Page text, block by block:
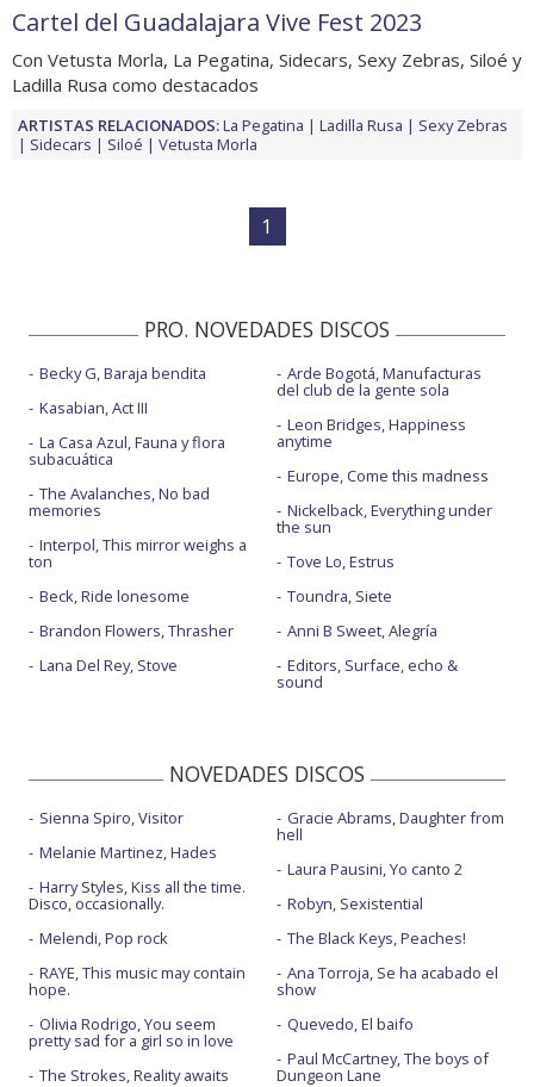
Cartel del Guadalajara Vive Fest 2023
Con Vetusta Morla, La Pegatina, Sidecars, Sexy Zebras, Siloé y
Ladilla Rusa como destacados
ARTISTAS RELACIONADOS:La Pegatina Ladilla Rusa
Sexy Zebras
Sidecars
Siloé Vetusta Morla
1
PRO. NOVEDADES DISCOS
Becky G, Baraja bendita
Kasabian, Act III
La Casa Azul, Fauna y flora
subacuática
The Avalanches, No bad
memories
Interpol, This mirror weighs a
ton
Beck, Ride lonesome
Brandon Flowers, Thrasher
Lana Del Rey, Stove
Arde Bogotá, Manufacturas
del club de la gente sola
Leon Bridges, Happiness
anytime
Europe, Come this madness
Nickelback, Everything under
the sun
Tove Lo, Estrus
Toundra, Siete
Anni B Sweet, Alegría
Editors, Surface, echo &
sound
NOVEDADES DISCOS
Sienna Spiro, Visitor
Melanie Martinez, Hades
Harry Styles, Kiss all the time.
Disco, occasionally.
Melendi, Pop rock
RAYE, This music may contain
hope.
Olivia Rodrigo, You seem
pretty sad for a girl so in love
The Strokes, Reality awaits
Gracie Abrams, Daughter from
hell
Laura Pausini, Yo canto 2
Robyn, Sexistential
The Black Keys, Peaches!
Ana Torroja, Se ha acabado el
show
Quevedo, El baifo
Paul McCartney, The boys of
Dungeon Lane